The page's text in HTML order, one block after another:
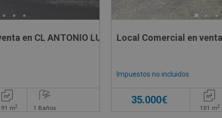
en CL ANTONIO LUCIO VILLEGAS, 48
m2 1 Baños
Local Comercial en venta
Impuestos no incluidos
35.000€
101 m2